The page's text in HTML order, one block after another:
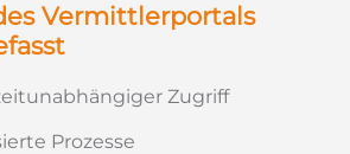
Vermittlerportals
Zugriff
Prozesse